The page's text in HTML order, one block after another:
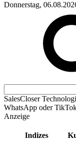
Donnerstag,
SalesCloser
WhatsApp oder
Anzeige
Indizes